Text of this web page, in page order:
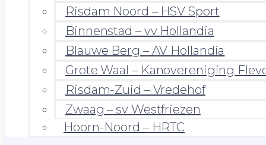
Risdam Noord – HSV Sport
Binnenstad – vv Hollandia
Blauwe Berg – AV Hollandia
Grote Waal – Kanovereniging
Risdam-Zuid – Vredehof
Zwaag – sv Westfriezen
Hoorn-Noord – HRTC